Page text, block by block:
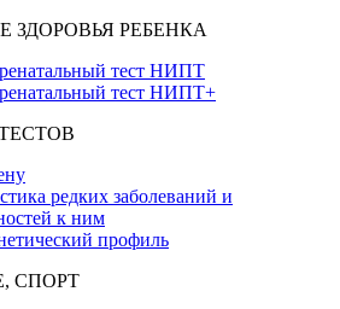
ЗДОРОВЬЯ РЕБЕНКА
тест НИПТ
тест НИПТ+
редких заболеваний и
к ним
профиль
СПОРТ